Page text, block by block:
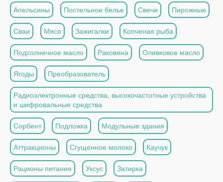
Апельсины Постельное белье Свечи Пирожные
Сваи Мясо Зажигалки Копченая рыба
Подсолнечное масло Раковина Оливковое масло
Ягоды Преобразователь
Радиоэлектронные средства, высокочастотные устройства
и шифровальные средства
Сорбент Подложка Модульные здания
Аттракционы Сгущенное молоко Каучук
Рационы питания Уксус Затирка